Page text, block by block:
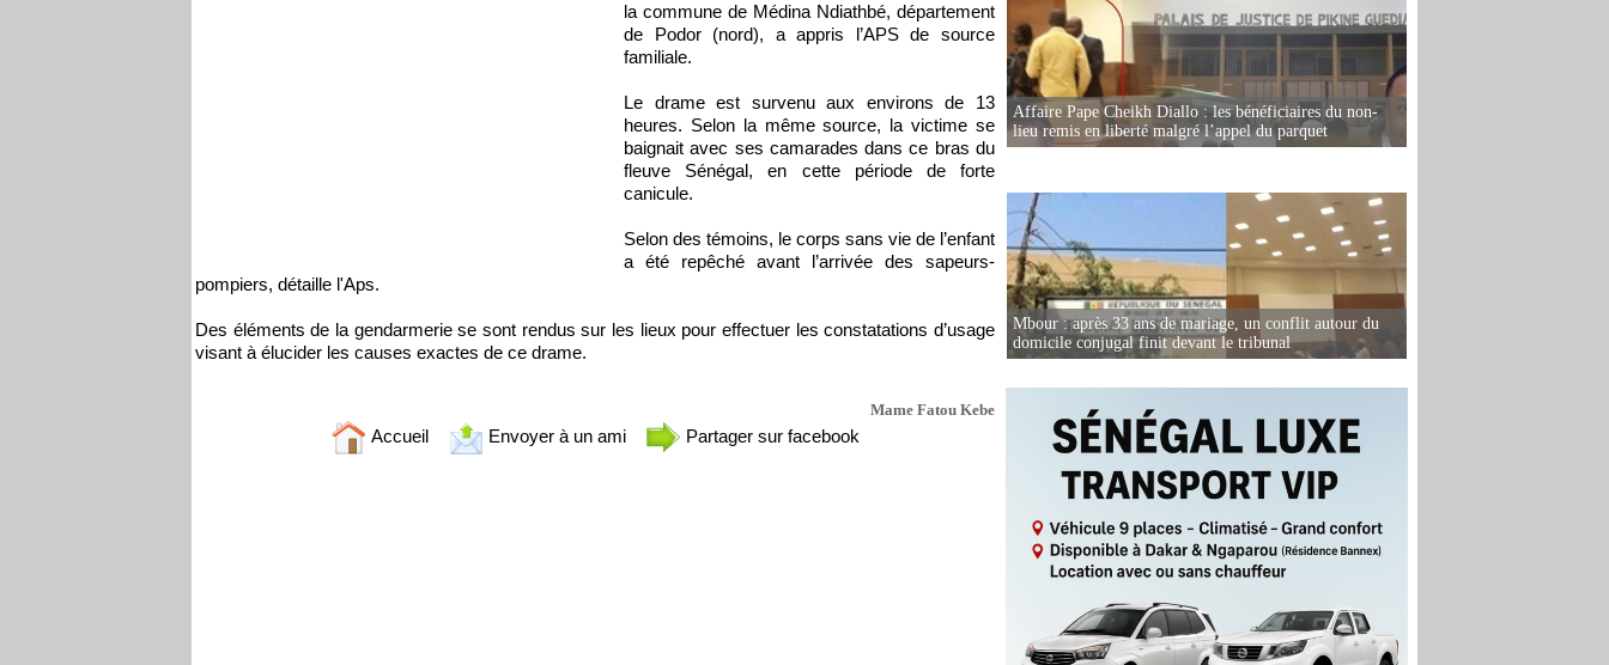
la commune de Médina Ndiathbé, département
de Podor (nord), a appris l’APS de source
familiale.
Le drame est survenu aux environs de 13
heures. Selon la même source, la victime se
baignait avec ses camarades dans ce bras du
fleuve Sénégal, en cette période de forte
canicule.
Selon des témoins, le corps sans vie de l’enfant
a été repêché avant l’arrivée des sapeurs-
pompiers, détaille l'Aps.
Des éléments de la gendarmerie se sont rendus sur les lieux pour effectuer les constatations d’usage
visant à élucider les causes exactes de ce drame.
Mame Fatou Kebe
Accueil Envoyer à un ami Partager sur facebook
Affaire Pape Cheikh Diallo : les bénéficiaires du non-
lieu remis en liberté malgré l’appel du parquet
Mbour : après 33 ans de mariage, un conflit autour du
domicile conjugal finit devant le tribunal